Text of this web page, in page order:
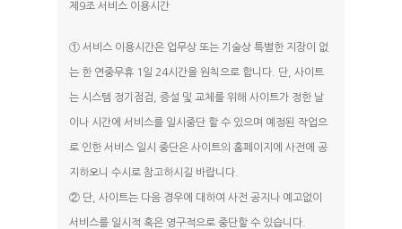
제9조 서비스 이용시간
① 서비스 이용시간은 업무상 또는 기술상 특별한 지장이 없
는 한 연중무휴 1일 24시간을 원칙으로 합니다. 단, 사이트
는 시스템 정기점검, 증설 및 교체를 위해 사이트가 정한 날
이나 시간에 서비스를 일시중단 할 수 있으며 예정된 작업으
로 인한 서비스 일시 중단은 사이트의 홈페이지에 사전에 공
지하오니 수시로 참고하시길 바랍니다.
② 단, 사이트는 다음 경우에 대하여 사전 공지나 예고없이
서비스를 일시적 혹은 영구적으로 중단할 수 있습니다.